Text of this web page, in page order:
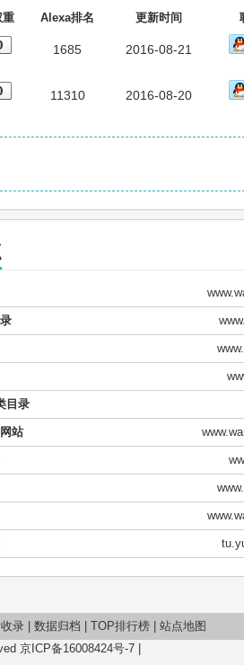
重 Alexa排名 更新时间
1685 2016-08-21
11310 2016-08-20
目录
站
录| 数据归档 TOP排行榜| 站点地图
京ICP备16008424号-7|